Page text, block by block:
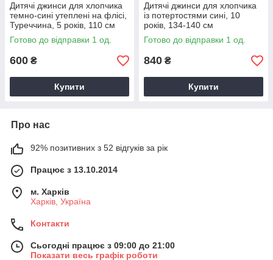
Дитячі джинси для хлопчика
темно-сині утеплені на флісі,
Туреччина, 5 років, 110 см
Готово до відправки 1 од.
600 ₴
Купити
Дитячі джинси для хлопчика
із потертостями сині, 10
років, 134-140 см
Готово до відправки 1 од.
840 ₴
Купити
Про нас
92% позитивних з 52 відгуків за рік
Працює з 13.10.2014
м. Харків
Харків, Україна
Контакти
Сьогодні працює з 09:00 до 21:00
Показати весь графік роботи